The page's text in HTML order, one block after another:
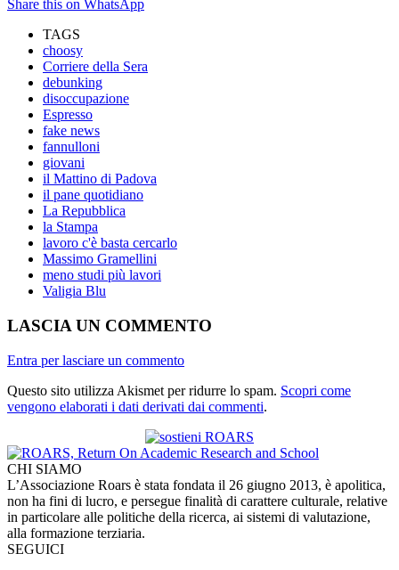
Share this on WhatsApp
TAGS
choosy
Corriere della Sera
debunking
disoccupazione
Espresso
fake news
fannulloni
giovani
il Mattino di Padova
il pane quotidiano
La Repubblica
la Stampa
lavoro c'è basta cercarlo
Massimo Gramellini
meno studi più lavori
Valigia Blu
LASCIA UN COMMENTO
Entra per lasciare un commento
Questo sito utilizza Akismet per ridurre lo spam. Scopri come
vengono elaborati i dati derivati dai commenti.
CHI SIAMO
L’Associazione Roars è stata fondata il 26 giugno 2013, è apolitica,
non ha fini di lucro, e persegue finalità di carattere culturale, relative
in particolare alle politiche della ricerca, ai sistemi di valutazione,
alla formazione terziaria.
SEGUICI